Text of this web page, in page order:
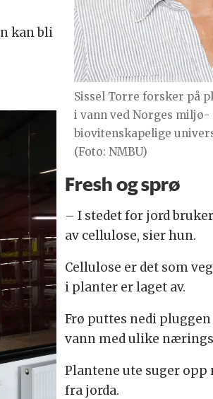
Sissel Torre forsker på
i vann ved Norges miljø-
biovitenskapelige
(Foto: NMBU)
kan bli
Fresh og sprø
– I stedet for jord
av cellulose, sier hun.
Cellulose er det som
i planter er laget av.
Frø puttes nedi
vann med ulike
Plantene ute suger
fra jorda.